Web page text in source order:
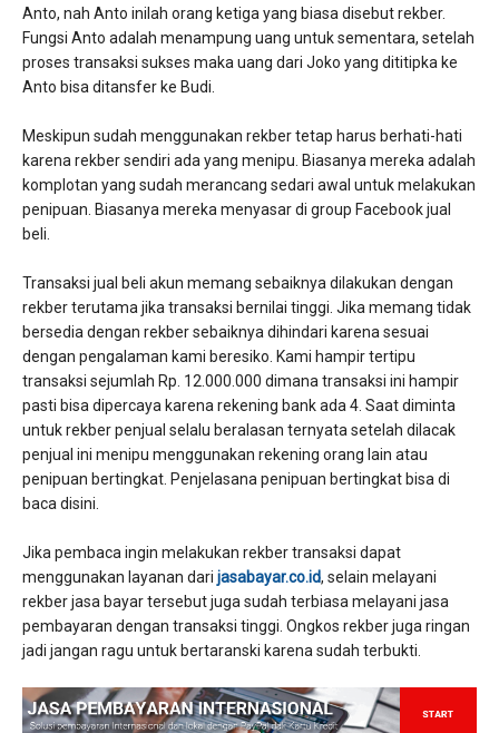
Anto, nah Anto inilah orang ketiga yang biasa disebut rekber.
Fungsi Anto adalah menampung uang untuk sementara, setelah
proses transaksi sukses maka uang dari Joko yang dititipka ke
Anto bisa ditansfer ke Budi.
Meskipun sudah menggunakan rekber tetap harus berhati-hati
karena rekber sendiri ada yang menipu. Biasanya mereka adalah
komplotan yang sudah merancang sedari awal untuk melakukan
penipuan. Biasanya mereka menyasar di group Facebook jual
beli.
Transaksi jual beli akun memang sebaiknya dilakukan dengan
rekber terutama jika transaksi bernilai tinggi. Jika memang tidak
bersedia dengan rekber sebaiknya dihindari karena sesuai
dengan pengalaman kami beresiko. Kami hampir tertipu
transaksi sejumlah Rp. 12.000.000 dimana transaksi ini hampir
pasti bisa dipercaya karena rekening bank ada 4. Saat diminta
untuk rekber penjual selalu beralasan ternyata setelah dilacak
penjual ini menipu menggunakan rekening orang lain atau
penipuan bertingkat. Penjelasana penipuan bertingkat bisa di
baca disini.
Jika pembaca ingin melakukan rekber transaksi dapat
menggunakan layanan dari jasabayar.co.id, selain melayani
rekber jasa bayar tersebut juga sudah terbiasa melayani jasa
pembayaran dengan transaksi tinggi. Ongkos rekber juga ringan
jadi jangan ragu untuk bertaranski karena sudah terbukti.